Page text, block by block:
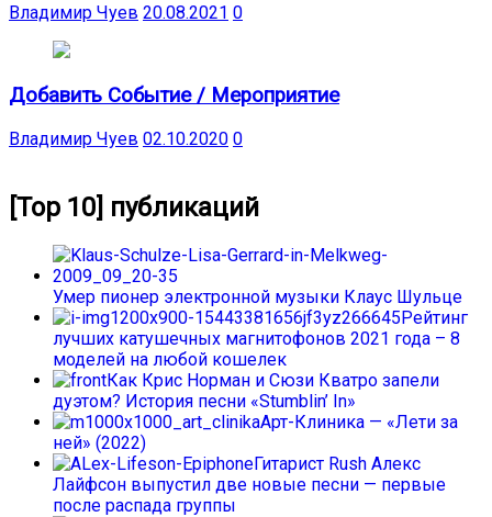
Владимир Чуев 20.08.2021 0
Добавить Событие / Мероприятие
Владимир Чуев 02.10.2020 0
[Top 10] публикаций
Умер пионер электронной музыки Клаус Шульце
Рейтинг
лучших катушечных магнитофонов 2021 года – 8
моделей на любой кошелек
Как Крис Норман и Сюзи Кватро запели
дуэтом? История песни «Stumblin’ In»
Арт-Клиника — «Лети за
ней» (2022)
Гитарист Rush Алекс
Лайфсон выпустил две новые песни — первые
после распада группы